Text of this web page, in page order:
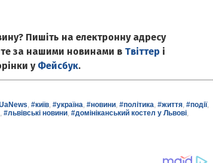
Пишіть на електронну адресу
за нашими новинами в Твіттер і
у Фейсбук.
, #київ, #україна, #новини, #політика, #життя, #події,
, #львівські новини, #домініканський костел у Львові,